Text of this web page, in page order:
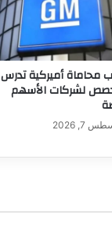
محاماة أميركية تدرس
لشركات الأسهم
7, 2026